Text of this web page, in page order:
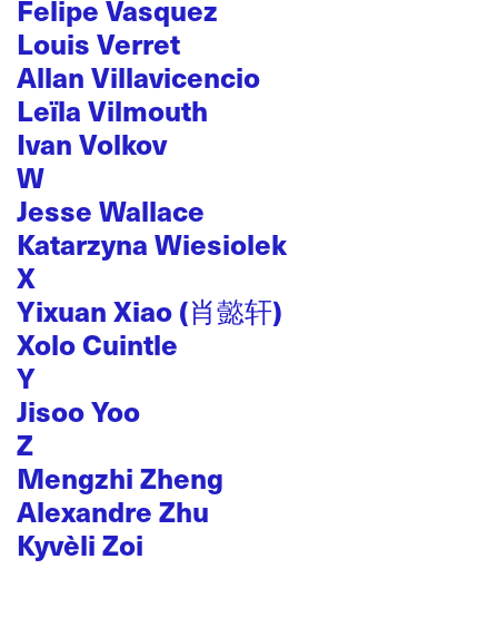
Felipe Vasquez
Louis Verret
Allan Villavicencio
Leïla Vilmouth
Ivan Volkov
W
Jesse Wallace
Katarzyna Wiesiolek
X
Yixuan Xiao (肖懿轩)
Xolo Cuintle
Y
Jisoo Yoo
Z
Mengzhi Zheng
Alexandre Zhu
Kyvèli Zoi